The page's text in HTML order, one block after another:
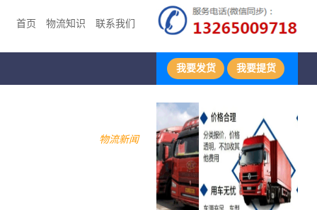
首页 物流知识 联系我们
我要发货 我要提货
物流新闻